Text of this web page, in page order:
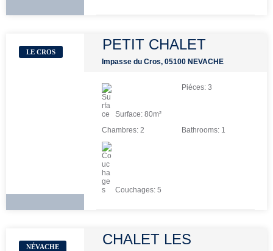
LE CROS PETIT CHALET
Impasse du Cros, 05100 NEVACHE
Surface: 80m²
Piéces: 3
Chambres: 2 Bathrooms: 1
Couchages: 5
NÉVACHE
CHALET LES